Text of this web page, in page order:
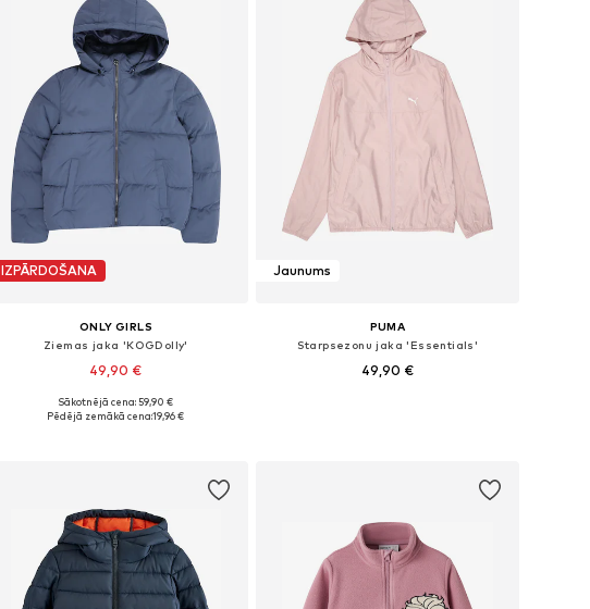
IZPĀRDOŠANA
ONLY GIRLS
Ziemas jaka 'KOGDolly'
49,90 €
Pieejams daudzos izmēros
Sākotnējā cena: 59,90 €
Pēdējā zemākā cena:19,96 €
Jaunums
PUMA
Starpsezonu jaka 'Essentials'
49,90 €